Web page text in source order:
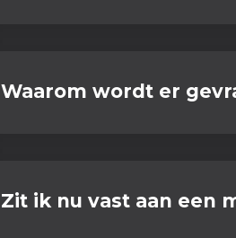
Waarom wordt er
Zit ik nu vast aan een